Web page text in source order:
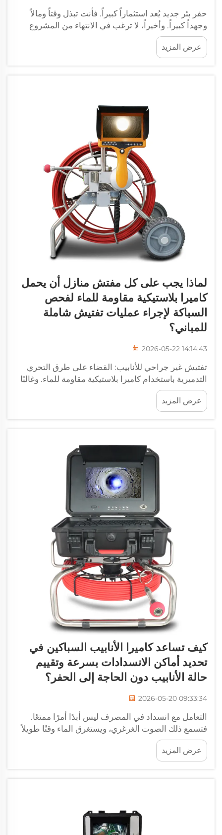
حفر بئر جديد يُعد استثماراً كبيراً. فأنت تبذل وقتاً ومالاً
وجهداً كبيراً. وأخيراً، لا ترغب في الانتهاء من المشروع
كاملاً ثم تكتشف أن المضخة موضوعة في المكان الخطأ
أو أن شاشة البئر لا تستمد المياه من أفضل جزء من...
عرض المزيد
لماذا يجب على كل مفتش منازل أن يحمل
كاميرا بلاستيكية مقاومة للماء لفحص
السباكة لإجراء عمليات تفتيش شاملة
للمباني؟
2026-05-22 14:14:43
تفتيش غير جراحي للأنابيب: القضاء على طرق التحري
التدميرية باستخدام كاميرا بلاستيكية مقاومة للماء. وغالبًا
ما كانت عمليات التفتيش التقليدية على السباكة تتطلب
أساليب جراحية مثل هدم الجدران أو قطع الأرضيات
للوصول إلى الأنابيب — وهي عملية تُضعف سلامة
عرض المزيد
كيف تساعد كاميرا الأنابيب السباكين في
تحديد أماكن الانسدادات بسرعة وتقييم
حالة الأنابيب دون الحاجة إلى الحفر؟
2026-05-20 09:33:34
التعامل مع انسداد في المصرف ليس أبدًا أمرًا ممتعًا.
فتسمع ذلك الصوت الغرغري، ويستغرق الماء وقتًا طويلاً
جدًا ليصفي، وتشعر تمامًا بأن هناك خطبًا ما في الأعماق.
وفي الماضي، كان معرفة ما يحدث يتطلب الكثير من
الحفر والكثير من التخمين، و...
عرض المزيد